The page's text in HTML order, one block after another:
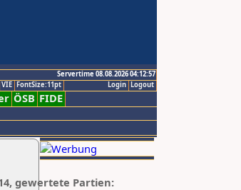
Servertime 08.08.2026 04:12:57
Logout
Login
VIE FontSize:11pt
ÖSB FIDE
gewertete Partien: